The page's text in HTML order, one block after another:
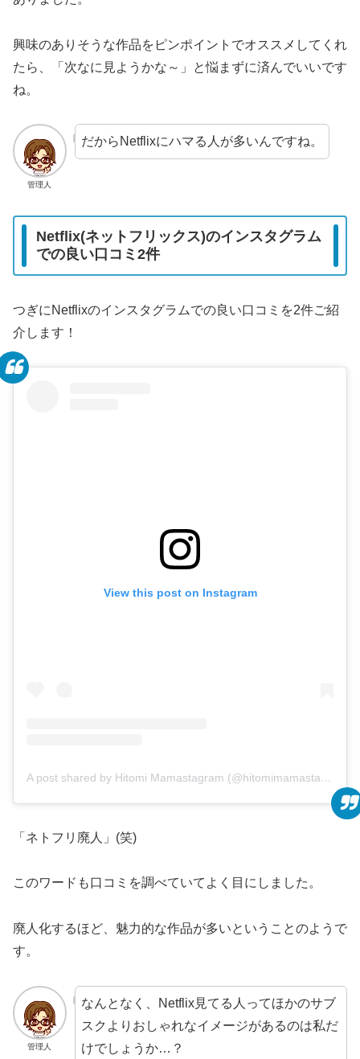
興味のありそうな作品をピンポイントでオススメしてくれ
たら、「次なに見ようかな～」と悩まずに済んでいいです
ね。
管理人
だからNetflixにハマる人が多いんですね。
Netflix(ネットフリックス)のインスタグラム
での良い口コミ2件
つぎにNetflixのインスタグラムでの良い口コミを2件ご紹
介します！
View this post on Instagram
A post shared by Hitomi Mamastagram (@hitomimamastagram)
「ネトフリ廃人」(笑)
このワードも口コミを調べていてよく目にしました。
廃人化するほど、魅力的な作品が多いということのようで
す。
管理人
なんとなく、Netflix見てる人ってほかのサブ
スクよりおしゃれなイメージがあるのは私だ
けでしょうか…？